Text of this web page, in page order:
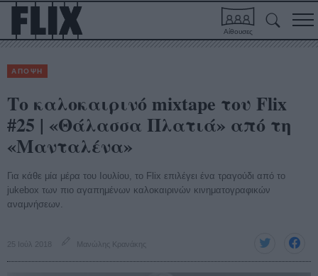
Αίθουσες
ΑΠΟΨΗ
Το καλοκαιρινό mixtape του Flix
#25 | «Θάλασσα Πλατιά» από τη
«Μανταλένα»
Για κάθε μία μέρα του Ιουλίου, το Flix επιλέγει ένα τραγούδι από το
jukebox των πιο αγαπημένων καλοκαιρινών κινηματογραφικών
αναμνήσεων.
25 Ιούλ 2018 Μανώλης Κρανάκης